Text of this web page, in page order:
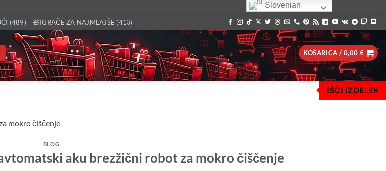
(489) 🧸IGRAČE ZA NAJMLAJŠE (413)
KOŠARICA / 0,00 €
IŠČI IZDELEK
BLOG
aku brezžični robot za mokro čiščenje
Slovenian